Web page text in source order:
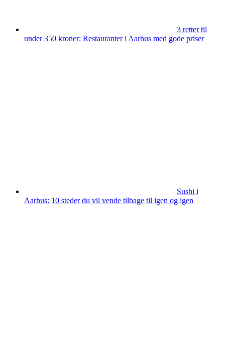
3 retter til
under 350 kroner: Restauranter i Aarhus med gode priser
Sushi i
Aarhus: 10 steder du vil vende tilbage til igen og igen